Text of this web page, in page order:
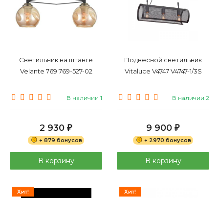
Светильник на штанге
Velante 769 769-527-02
В наличии 1
2 930 ₽
+ 879 бонусов
В корзину
Подвесной светильник
Vitaluce V4747 V4747-1/3S
В наличии 2
9 900 ₽
+ 2970 бонусов
В корзину
Хит! Хит!